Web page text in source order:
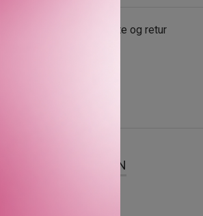
Gratis bytte og retur
OM MERKEVAREN
Den skal påføres